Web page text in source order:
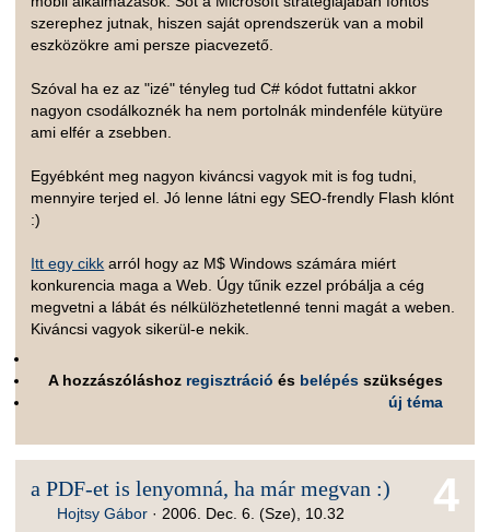
szerephez jutnak, hiszen saját oprendszerük van a mobil
eszközökre ami persze piacvezető.
Szóval ha ez az "izé" tényleg tud C# kódot futtatni akkor
nagyon csodálkoznék ha nem portolnák mindenféle kütyüre
ami elfér a zsebben.
Egyébként meg nagyon kiváncsi vagyok mit is fog tudni,
mennyire terjed el. Jó lenne látni egy SEO-frendly Flash klónt
:)
Itt egy cikk arról hogy az M$ Windows számára miért
konkurencia maga a Web. Úgy tűnik ezzel próbálja a cég
megvetni a lábát és nélkülözhetetlenné tenni magát a weben.
Kiváncsi vagyok sikerül-e nekik.
A hozzászóláshoz regisztráció és belépés szükséges
új téma
4
a PDF-et is lenyomná, ha már megvan :)
Hojtsy Gábor · 2006. Dec. 6. (Sze), 10.32